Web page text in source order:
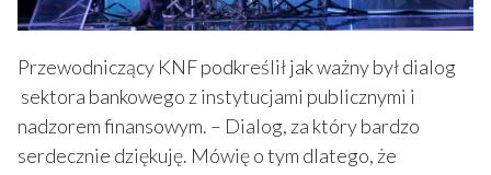
Przewodniczący KNF podkreślił jak ważny był dialog
sektora bankowego z instytucjami publicznymi i
nadzorem finansowym. – Dialog, za który bardzo
serdecznie dziękuję. Mówię o tym dlatego, że